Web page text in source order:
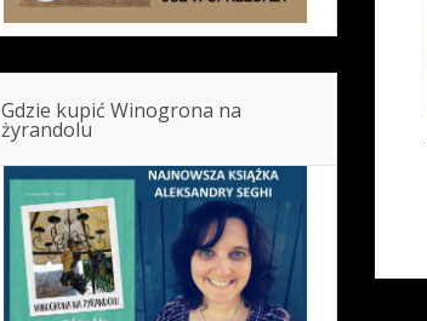
Gdzie kupić Winogrona na
żyrandolu